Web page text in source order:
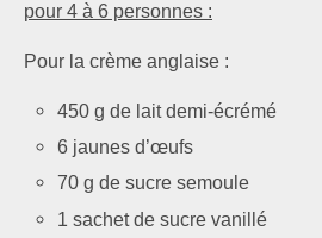
pour 4 à 6 personnes :
Pour la crème anglaise :
450 g de lait demi-écrémé
6 jaunes d’œufs
70 g de sucre semoule
1 sachet de sucre vanillé